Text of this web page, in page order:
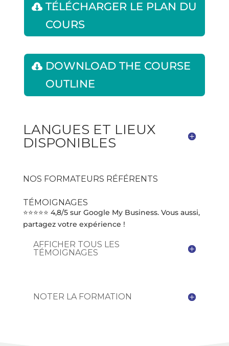
TÉLÉCHARGER LE PLAN DU
COURS
DOWNLOAD THE COURSE
OUTLINE
LANGUES ET LIEUX
DISPONIBLES
NOS FORMATEURS RÉFÉRENTS
TÉMOIGNAGES
⭐⭐⭐⭐⭐ 4,8/5 sur Google My Business. Vous aussi,
partagez votre expérience !
AFFICHER TOUS LES
TÉMOIGNAGES
NOTER LA FORMATION